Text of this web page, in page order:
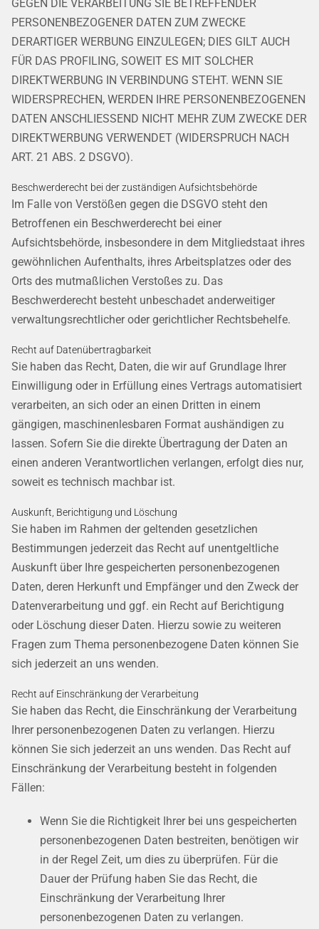
GEGEN DIE VERARBEITUNG SIE BETREFFENDER
PERSONENBEZOGENER DATEN ZUM ZWECKE
DERARTIGER WERBUNG EINZULEGEN; DIES GILT AUCH
FÜR DAS PROFILING, SOWEIT ES MIT SOLCHER
DIREKTWERBUNG IN VERBINDUNG STEHT. WENN SIE
WIDERSPRECHEN, WERDEN IHRE PERSONENBEZOGENEN
DATEN ANSCHLIESSEND NICHT MEHR ZUM ZWECKE DER
DIREKTWERBUNG VERWENDET (WIDERSPRUCH NACH
ART. 21 ABS. 2 DSGVO).
Beschwerde­recht bei der zuständigen Aufsichts­behörde
Im Falle von Verstößen gegen die DSGVO steht den
Betroffenen ein Beschwerderecht bei einer
Aufsichtsbehörde, insbesondere in dem Mitgliedstaat ihres
gewöhnlichen Aufenthalts, ihres Arbeitsplatzes oder des
Orts des mutmaßlichen Verstoßes zu. Das
Beschwerderecht besteht unbeschadet anderweitiger
verwaltungsrechtlicher oder gerichtlicher Rechtsbehelfe.
Recht auf Daten­übertrag­barkeit
Sie haben das Recht, Daten, die wir auf Grundlage Ihrer
Einwilligung oder in Erfüllung eines Vertrags automatisiert
verarbeiten, an sich oder an einen Dritten in einem
gängigen, maschinenlesbaren Format aushändigen zu
lassen. Sofern Sie die direkte Übertragung der Daten an
einen anderen Verantwortlichen verlangen, erfolgt dies nur,
soweit es technisch machbar ist.
Auskunft, Berichtigung und Löschung
Sie haben im Rahmen der geltenden gesetzlichen
Bestimmungen jederzeit das Recht auf unentgeltliche
Auskunft über Ihre gespeicherten personenbezogenen
Daten, deren Herkunft und Empfänger und den Zweck der
Datenverarbeitung und ggf. ein Recht auf Berichtigung
oder Löschung dieser Daten. Hierzu sowie zu weiteren
Fragen zum Thema personenbezogene Daten können Sie
sich jederzeit an uns wenden.
Recht auf Einschränkung der Verarbeitung
Sie haben das Recht, die Einschränkung der Verarbeitung
Ihrer personenbezogenen Daten zu verlangen. Hierzu
können Sie sich jederzeit an uns wenden. Das Recht auf
Einschränkung der Verarbeitung besteht in folgenden
Fällen:
Wenn Sie die Richtigkeit Ihrer bei uns gespeicherten
personenbezogenen Daten bestreiten, benötigen wir
in der Regel Zeit, um dies zu überprüfen. Für die
Dauer der Prüfung haben Sie das Recht, die
Einschränkung der Verarbeitung Ihrer
personenbezogenen Daten zu verlangen.